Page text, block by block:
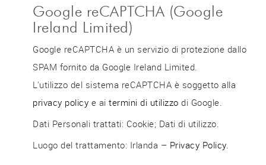
Google reCAPTCHA (Google
Ireland Limited)
Google reCAPTCHA è un servizio di protezione dallo
SPAM fornito da Google Ireland Limited.
L'utilizzo del sistema reCAPTCHA è soggetto alla
privacy policy e ai termini di utilizzo di Google.
Dati Personali trattati: Cookie; Dati di utilizzo.
Luogo del trattamento: Irlanda – Privacy Policy.